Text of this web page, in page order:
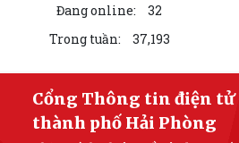
Công khai kết quả giải quyết thủ tục
THÔNG BÁO Công khai kết quả giải
năm 2026
Công khai kết quả giải quyết thủ tục
Đang online: 32
Trong tuần:
37,193
Cổng Thông tin điện
thành phố Hải Phòng